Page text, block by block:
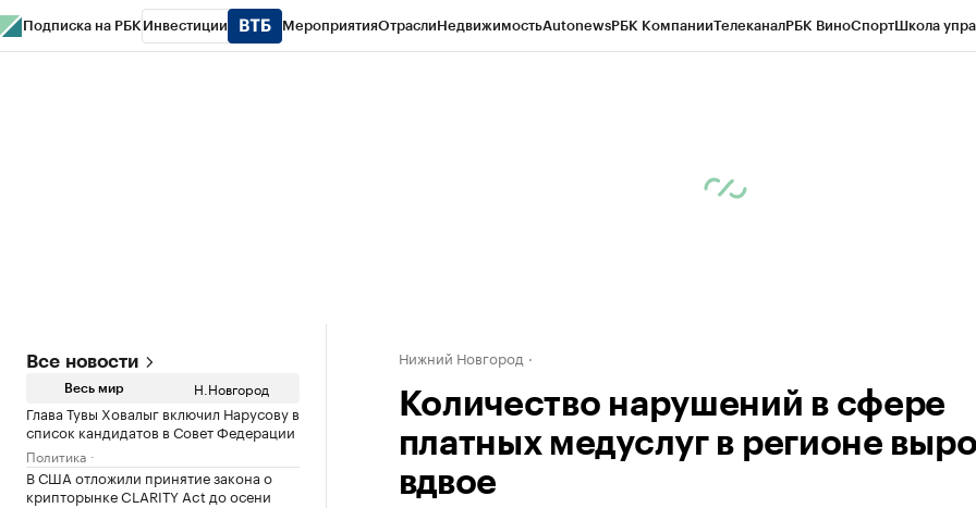
Подписка на РБК Инвестиции МероприятияОтраслиНедвижимостьAutonewsРБК КомпанииТелеканалРБК ВиноСпортШкола
Все новости
Весь мир Н.Новгород
Глава Тувы Ховалыг включил Нарусову в
список кандидатов в Совет Федерации
Политика
В США отложили принятие закона о
крипторынке CLARITY Act до осени
Нижний Новгород
Количество нарушений в сфере
платных медуслуг в регионе
вдвое